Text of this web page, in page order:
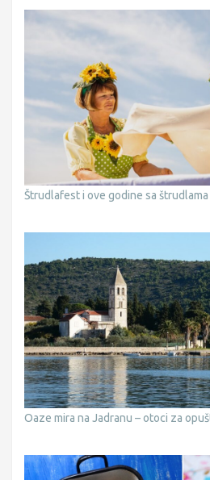
Štrudlafest i ove godine sa
Oaze mira na Jadranu – otoci za